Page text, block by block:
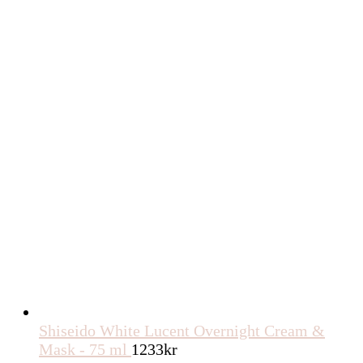
Shiseido White Lucent Overnight Cream &
Mask - 75 ml 1233kr